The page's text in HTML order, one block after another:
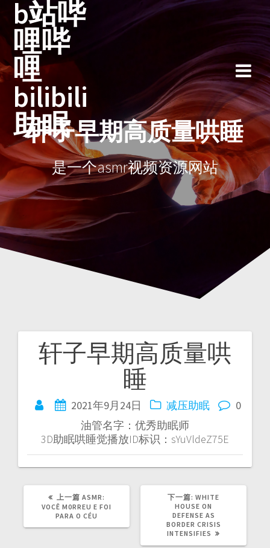
至
b站哔
哩哔
哩
bilibili
助眠
轩子早期高质量哄睡
是一个asmr视频资源网站
轩子早期高质量哄
睡
2021年9月24日 减压助眠
0
油管名字：优秀助眠师
3D助眠哄睡觉播放ID标识：sYuVldeZ75E
文
导
航
上一篇 上
篇
文
ASMR:
VOCÊ M0RREU E FOI
PARA O CÉU
下一篇: 下
篇
文
章：
WHITE
HOUSE ON
DEFENSE AS
BORDER CRISIS
INTENSIFIES